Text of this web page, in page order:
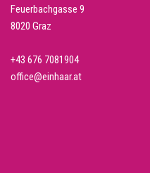
Feuerbachgasse 9
8020 Graz
+43 676 7081904
office@einhaar.at